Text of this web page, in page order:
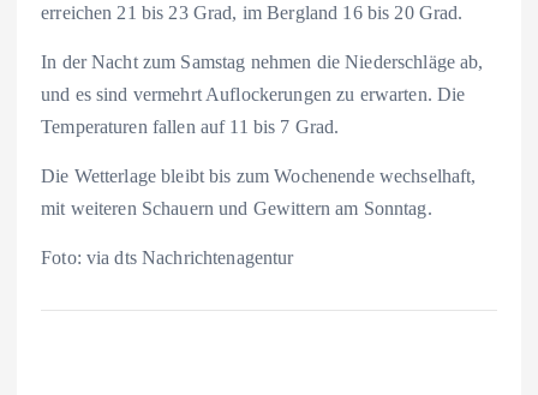
erreichen 21 bis 23 Grad, im Bergland 16 bis 20 Grad.
In der Nacht zum Samstag nehmen die Niederschläge ab,
und es sind vermehrt Auflockerungen zu erwarten. Die
Temperaturen fallen auf 11 bis 7 Grad.
Die Wetterlage bleibt bis zum Wochenende wechselhaft,
mit weiteren Schauern und Gewittern am Sonntag.
Foto: via dts Nachrichtenagentur